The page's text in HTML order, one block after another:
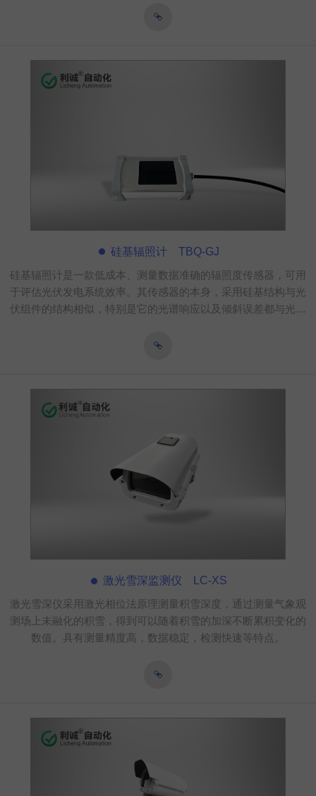
+光照强度测量+跟踪运行等综合技术, 可保证高精度的跟踪太
硅基辐照计 TBQ-GJ
硅基辐照计是一款低成本、测量数据准确的辐照度传感器，可用
于评估光伏发电系统效率。其传感器的本身，采用硅基结构与光
伏组件的结构相似，特别是它的光谱响应以及倾斜误差都与光伏
度数据有据可循。
激光雪深监测仪 LC-XS
激光雪深仪采用激光相位法原理测量积雪深度，通过测量气象观
测场上未融化的积雪，得到可以随着积雪的加深不断累积变化的
数值。具有测量精度高，数据稳定，检测快速等特点。